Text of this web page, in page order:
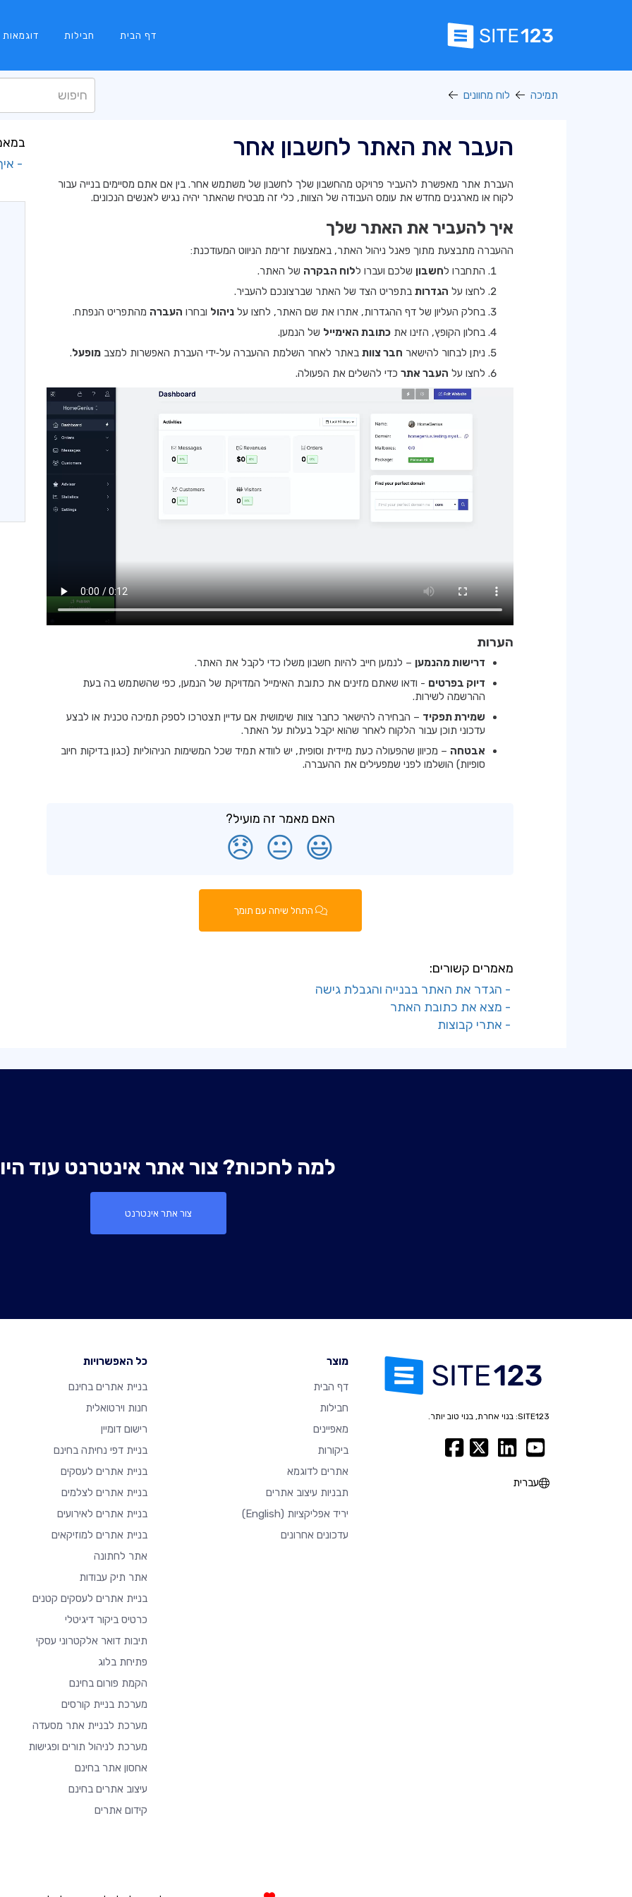
דף הבית חבילות דוגמאות
תמיכה לוח מחוונים
העבר את האתר לחשבון אחר
העברת אתר מאפשרת להעביר פרויקט מהחשבון שלך לחשבון של משתמש אחר. בין אם אתם מסיימים בנייה עבור
לקוח או מארגנים מחדש את עומס העבודה של הצוות, כלי זה מבטיח שהאתר יהיה נגיש לאנשים הנכונים.
איך להעביר את האתר שלך
ההעברה מתבצעת מתוך פאנל ניהול האתר, באמצעות זרימת הניווט המעודכנת:
התחברו לחשבון שלכם ועברו ללוח הבקרה של האתר.
לחצו על הגדרות בתפריט הצד של האתר שברצונכם להעביר.
בחלק העליון של דף ההגדרות, אתרו את שם האתר, לחצו על ניהול ובחרו העברה מהתפריט הנפתח.
בחלון הקופץ, הזינו את כתובת האימייל של הנמען.
ניתן לבחור להישאר חבר צוות באתר לאחר השלמת ההעברה על‑ידי העברת האפשרות למצב מופעל.
לחצו על העבר אתר כדי להשלים את הפעולה.
הערות
דרישות מהנמען – לנמען חייב להיות חשבון משלו כדי לקבל את האתר.
דיוק בפרטים - ודאו שאתם מזינים את כתובת האימייל המדויקת של הנמען, כפי שהשתמש בה בעת
ההרשמה לשירות.
שמירת תפקיד – הבחירה להישאר כחבר צוות שימושית אם עדיין תצטרכו לספק תמיכה טכנית או לבצע
עדכוני תוכן עבור הלקוח לאחר שהוא יקבל בעלות על האתר.
אבטחה – מכיוון שהפעולה כעת מיידית וסופית, יש לוודא תמיד שכל המשימות הניהוליות (כגון בדיקות חיוב
סופיות) הושלמו לפני שמפעילים את ההעברה.
האם מאמר זה מועיל?
😃
😐
😞
התחל שיחה עם תומך
מאמרים קשורים:
- הגדר את האתר בבנייה והגבלת גישה
- מצא את כתובת האתר
- אתרי קבוצות
-
למה לחכות? צור אתר אינטרנט עוד
צור אתר אינטרנט
SITE123: בנוי אחרת, בנוי טוב יותר.
עברית
מוצר
דף הבית
חבילות
מאפיינים
ביקורות
אתרים לדוגמא
תבניות עיצוב אתרים
יריד אפליקציות (English)
עדכונים אחרונים
כל האפשרויות
בניית אתרים בחינם
חנות וירטואלית
רישום דומיין
בניית דפי נחיתה בחינם
בניית אתרים לעסקים
בניית אתרים לצלמים
בניית אתרים לאירועים
בניית אתרים למוזיקאים
אתר לחתונה
אתר תיק עבודות
בניית אתרים לעסקים קטנים
כרטיס ביקור דיגיטלי
תיבות דואר אלקטרוני עסקי
פתיחת בלוג
הקמת פורום בחינם
מערכת בניית קורסים
מערכת לבניית אתר מסעדה
מערכת לניהול תורים ופגישות
אחסון אתר בחינם
עיצוב אתרים בחינם
קידום אתרים